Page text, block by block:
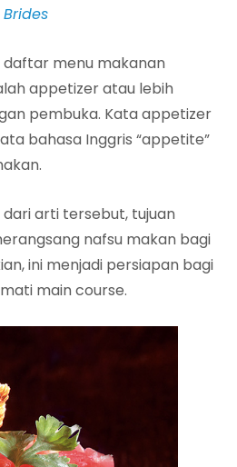
Brides
menu makanan
appetizer atau lebih
pembuka. Kata appetizer
bahasa Inggris “appetite”
arti tersebut, tujuan
nafsu makan bagi
ini menjadi persiapan bagi
main course.